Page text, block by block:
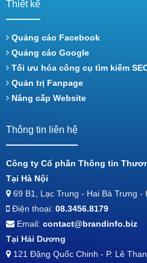
Thiết kế
Quảng cáo Facebook
Quảng cáo Google
Tối ưu hóa công cụ tìm kiếm
Quản trị Fanpage
Nâng cấp Website
Thông tin liên hệ
Công ty Cổ phần Thông tin
Tại Hà Nội
69 B1, Lạc Trung - Hai Bà Trưng -
Điện thoại: 08.3456.8179
Email: contact@brandinfo.biz
Tại Hải Dương
121 Đặng Quốc Chinh - P. Lê